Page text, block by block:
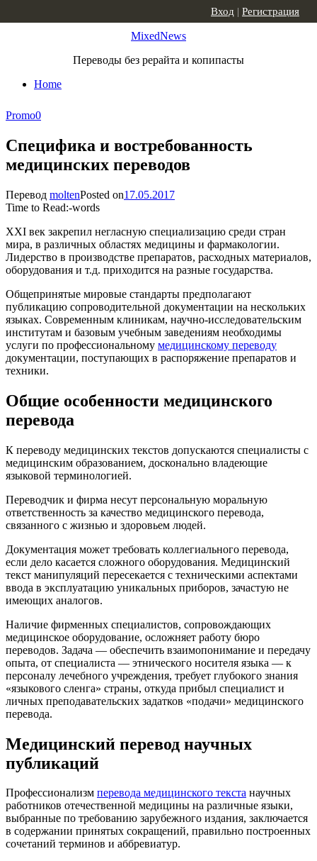
MixedNews
Переводы без рерайта и копипасты
Home
Вход | Регистрация
Promo0
Специфика и востребованность
медицинских переводов
Перевод moltenPosted on17.05.2017
Time to Read:-words
XXI век закрепил негласную специализацию среди стран
мира, в различных областях медицины и фармакологии.
Лидерство в производстве препаратов, расходных материалов,
оборудования и т.д. приходится на разные государства.
Общепринятые мировые стандарты предполагают
публикацию сопроводительной документации на нескольких
языках. Современным клиникам, научно-исследовательским
институтам и базовым учебным заведениям необходимы
услуги по профессиональному медицинскому переводу
документации, поступающих в распоряжение препаратов и
техники.
Общие особенности медицинского
перевода
К переводу медицинских текстов допускаются специалисты с
медицинским образованием, досконально владеющие
языковой терминологией.
Переводчик и фирма несут персональную моральную
ответственность за качество медицинского перевода,
связанного с жизнью и здоровьем людей.
Документация может требовать коллегиального перевода,
если дело касается сложного оборудования. Медицинский
текст манипуляций пересекается с техническими аспектами
ввода в эксплуатацию уникальных приборов, зачастую не
имеющих аналогов.
Наличие фирменных специалистов, сопровождающих
медицинское оборудование, осложняет работу бюро
переводов. Задача — обеспечить взаимопонимание и передачу
опыта, от специалиста — этнического носителя языка — к
персоналу лечебного учреждения, требует глубокого знания
«языкового сленга» страны, откуда прибыл специалист и
личных преподавательских задатков «подачи» медицинского
перевода.
Медицинский перевод научных
публикаций
Профессионализм перевода медицинского текста научных
работников отечественной медицины на различные языки,
выбранные по требованию зарубежного издания, заключается
в содержании принятых сокращений, правильно построенных
сочетаний терминов и аббревиатур.